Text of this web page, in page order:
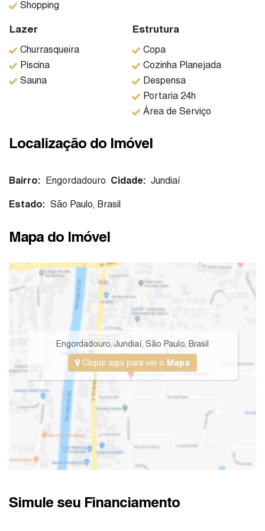
Shopping
Lazer
Churrasqueira
Piscina
Sauna
Estrutura
Copa
Cozinha Planejada
Despensa
Portaria 24h
Área de Serviço
Localização do Imóvel
Bairro: Engordadouro Cidade: Jundiaí
Estado: São Paulo, Brasil
Mapa do Imóvel
Engordadouro, Jundiaí, São Paulo, Brasil
Clique aqui para ver o Mapa
Simule seu Financiamento